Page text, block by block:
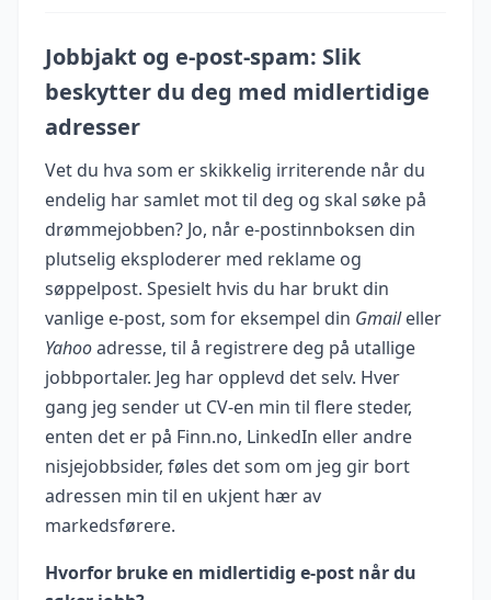
Jobbjakt og e-post-spam: Slik
beskytter du deg med midlertidige
adresser
Vet du hva som er skikkelig irriterende når du
endelig har samlet mot til deg og skal søke på
drømmejobben? Jo, når e-postinnboksen din
plutselig eksploderer med reklame og
søppelpost. Spesielt hvis du har brukt din
vanlige e-post, som for eksempel din Gmaileller
Yahooadresse, til å registrere deg på utallige
jobbportaler. Jeg har opplevd det selv. Hver
gang jeg sender ut CV-en min til flere steder,
enten det er på Finn.no, LinkedIn eller andre
nisjejobbsider, føles det som om jeg gir bort
adressen min til en ukjent hær av
markedsførere.
Hvorfor bruke en midlertidig e-post når du